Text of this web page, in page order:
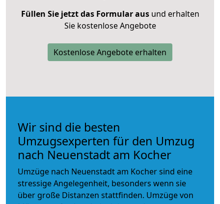
Füllen Sie jetzt das Formular ausund erhalten
Sie kostenlose Angebote
Kostenlose Angebote erhalten
Wir sind die besten
Umzugsexperten für den Umzug
nach Neuenstadt am Kocher
Umzüge nach Neuenstadt am Kocher sind eine
stressige Angelegenheit, besonders wenn sie
über große Distanzen stattfinden. Umzüge von